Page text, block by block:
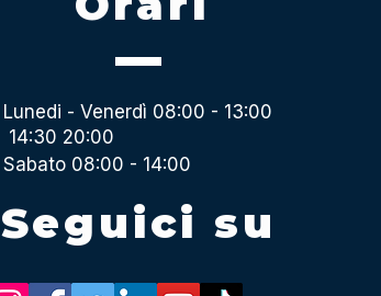
Lunedi - Venerdì 08:00 - 13:00
14:30 20:00
Sabato 08:00 - 14:00
Seguici su